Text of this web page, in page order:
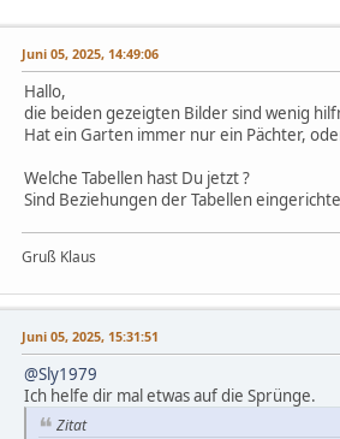
Juni 05, 2025, 14:49:06
Hallo,
die beiden gezeigten Bilder sind wenig
Hat ein Garten immer nur ein Pächter,
Welche Tabellen hast Du jetzt ?
Sind Beziehungen der Tabellen
Gruß Klaus
Juni 05, 2025, 15:31:51
@Sly1979
Ich helfe dir mal etwas auf die Sprünge.
Zitat